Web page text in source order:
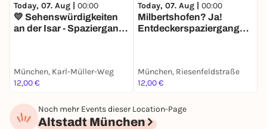
Today, 07. Aug | 00:00
💛 Sehenswürdigkeiten
an der Isar - Spaziergang
München, Karl-Müller-Weg
12,00 €
Today, 07. Aug | 00:00
Milbertshofen? Ja!
Entdeckerspaziergang
München, Riesenfeldstraße
12,00 €
Noch mehr Events dieser Location-Page
Altstadt München